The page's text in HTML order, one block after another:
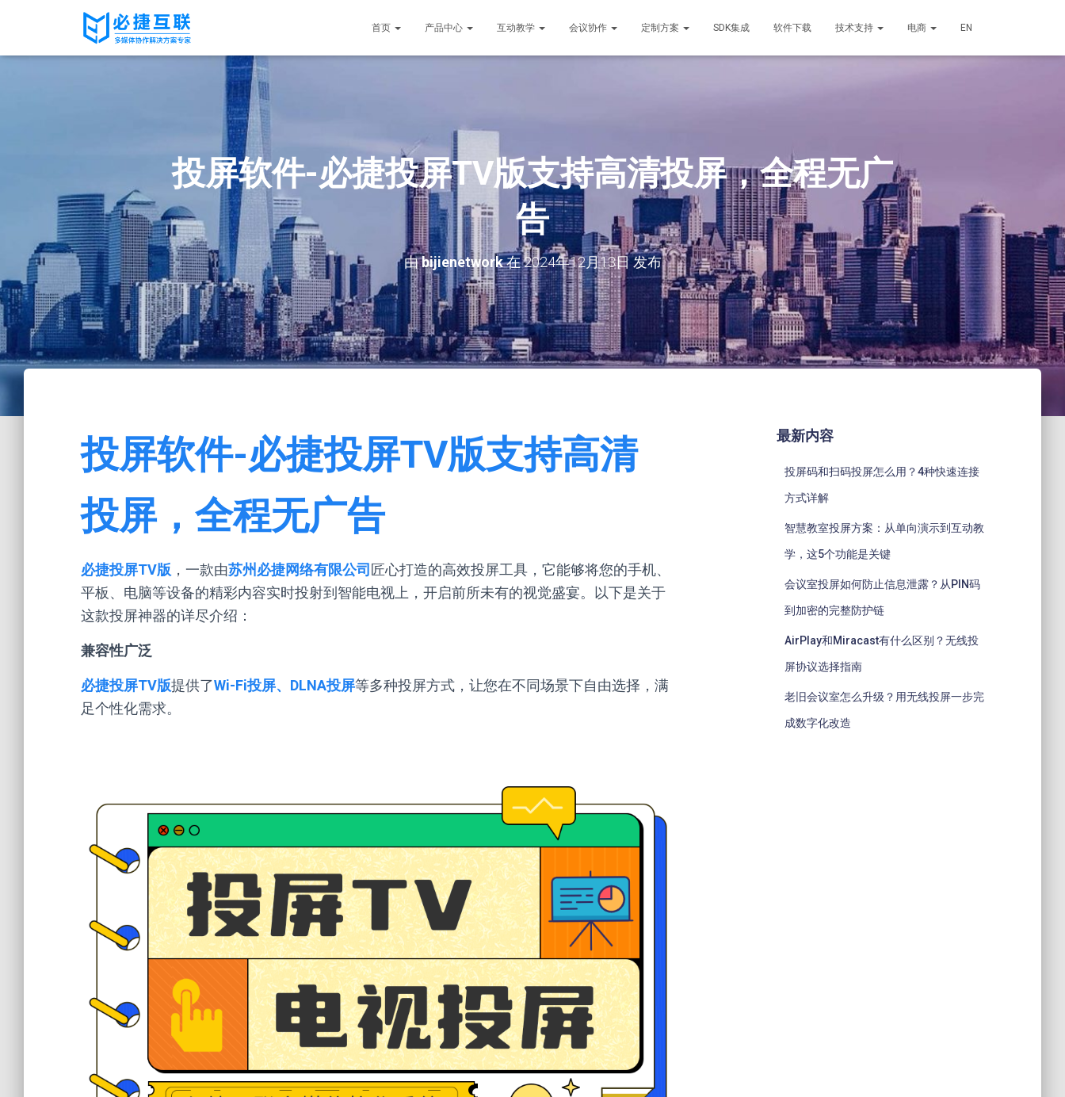
首页 产品中心 互动教学 会议协作 定制方案 SDK集成 软件下载 技术支持 电商 EN
投屏软件-必捷投屏TV版支持高清投屏，全程无广
告
由bijienetwork在2024年12月13日发布
投屏软件-必捷投屏TV版支持高清
投屏，全程无广告
必捷投屏TV版 ，一款由苏州必捷网络有限公司 匠心打造的高效投屏工具，它能够将您的手机、
平板、电脑等设备的精彩内容实时投射到智能电视上，开启前所未有的视觉盛宴。以下是关于
这款投屏神器的详尽介绍：
兼容性广泛
必捷投屏TV版提供了Wi-Fi投屏、DLNA投屏等多种投屏方式，让您在不同场景下自由选择，满
足个性化需求。
最新内容
投屏码和扫码投屏怎么用？4种快速连接
方式详解
智慧教室投屏方案：从单向演示到互动教
学，这5个功能是关键
会议室投屏如何防止信息泄露？从PIN码
到加密的完整防护链
AirPlay和Miracast有什么区别？无线投
屏协议选择指南
老旧会议室怎么升级？用无线投屏一步完
成数字化改造